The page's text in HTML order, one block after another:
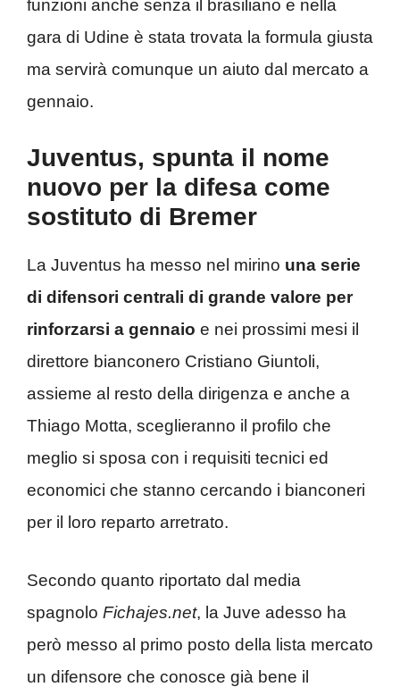
funzioni anche senza il brasiliano e nella
gara di Udine è stata trovata la formula giusta
ma servirà comunque un aiuto dal mercato a
gennaio.
Juventus, spunta il nome
nuovo per la difesa come
sostituto di Bremer
La Juventus ha messo nel mirino una serie
di difensori centrali di grande valore per
rinforzarsi a gennaio e nei prossimi mesi il
direttore bianconero Cristiano Giuntoli,
assieme al resto della dirigenza e anche a
Thiago Motta, sceglieranno il profilo che
meglio si sposa con i requisiti tecnici ed
economici che stanno cercando i bianconeri
per il loro reparto arretrato.
Secondo quanto riportato dal media
spagnolo Fichajes.net, la Juve adesso ha
però messo al primo posto della lista mercato
un difensore che conosce già bene il